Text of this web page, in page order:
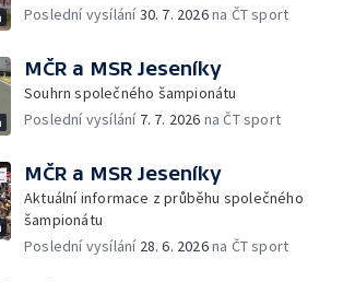
Poslední vysílání30. 7. 2026na ČT sport
MČR a MSR Jeseníky
Souhrn společného šampionátu
Poslední vysílání 7. 7. 2026 na ČT sport
MČR a MSR Jeseníky
Aktuální informace z průběhu společného
šampionátu
Poslední vysílání 28. 6. 2026na ČT sport